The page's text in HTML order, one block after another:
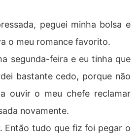
Ele não quer só Melissa. Ele
ou afundar no abismo de novo,
peguei minha bolsa e
o meu romance favorito.
segunda-feira e eu tinha que
bastante cedo, porque não
ouvir o meu chefe reclamar
novamente.
Então tudo que fiz foi pegar o